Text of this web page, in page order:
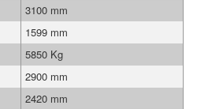
3100 mm
1599 mm
5850 Kg
2900 mm
2420 mm